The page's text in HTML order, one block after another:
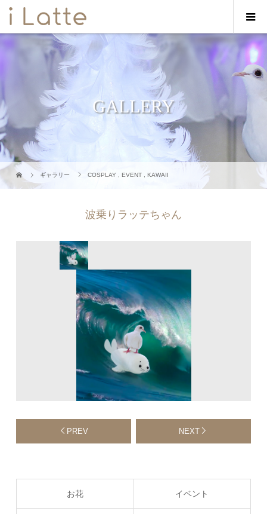
GALLERY
ギャラリー COSPLAY ,EVENT ,KAWAII
波乗りラッテちゃん
PREV NEXT
お花 イベント